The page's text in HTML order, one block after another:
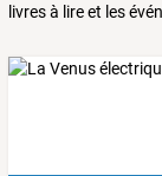
livres à lire et les